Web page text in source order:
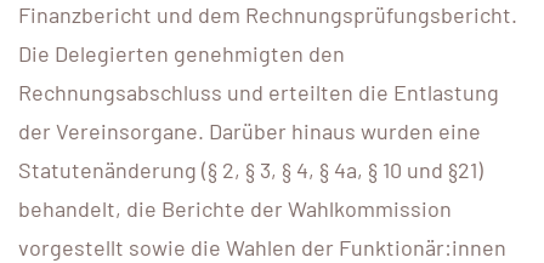
Finanzbericht und dem Rechnungsprüfungsbericht.
Die Delegierten genehmigten den
Rechnungsabschluss und erteilten die Entlastung
der Vereinsorgane. Darüber hinaus wurden eine
Statutenänderung (§ 2, § 3, § 4, § 4a, § 10 und §21)
behandelt, die Berichte der Wahlkommission
vorgestellt sowie die Wahlen der Funktionär:innen